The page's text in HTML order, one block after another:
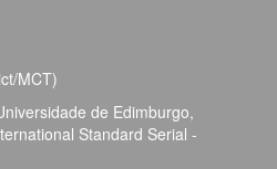
MCT)
de Edimburgo,
Standard Serial -